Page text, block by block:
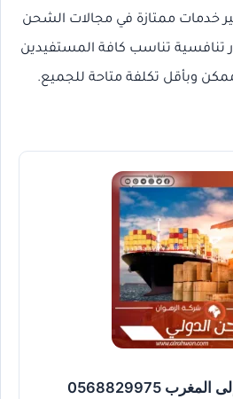
خدمات ممتازة في مجالات الشحن
تنافسية تناسب كافة المستفيدين
وبأقل تكلفة متاحة للجميع.
شركة شحن من جدة إلى المغرب 0568829975